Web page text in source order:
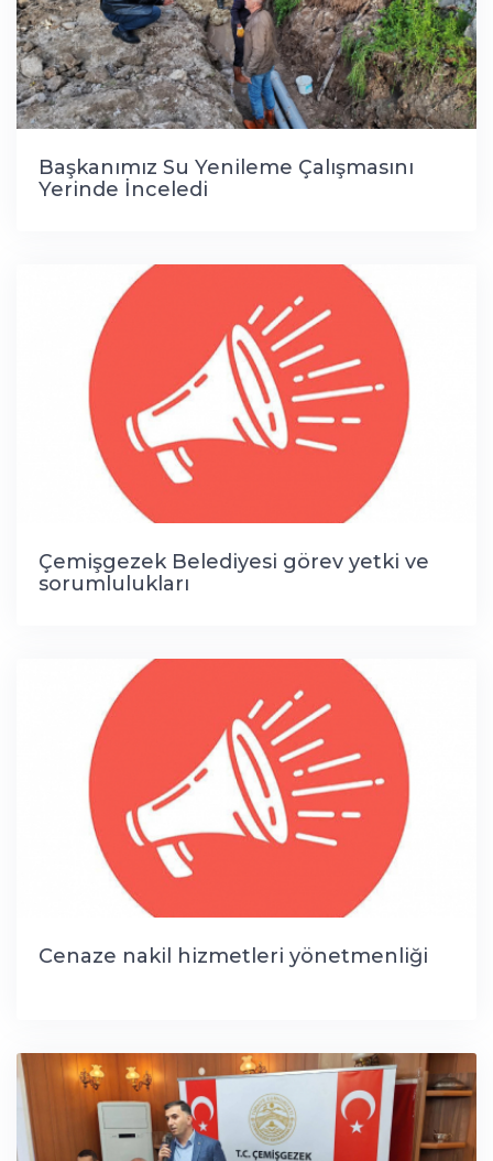
Başkanımız Su Yenileme Çalışmasını
Yerinde İnceledi
Çemişgezek Belediyesi görev yetki ve
sorumlulukları
Cenaze nakil hizmetleri yönetmenliği